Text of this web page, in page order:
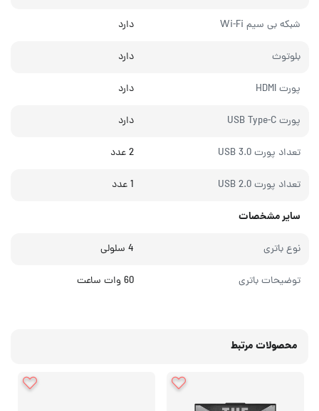
شبکه بی سیم Wi-Fi دارد
بلوتوث دارد
پورت HDMI دارد
پورت USB Type-C دارد
تعداد پورت USB 3.0 2 عدد
تعداد پورت USB 2.0 1 عدد
سایر مشخصات
نوع باتری 4 سلولی
توضیحات باتری 60 وات ساعت
محصولات مرتبط